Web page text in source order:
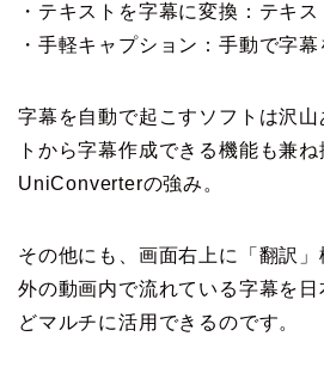
・テキストを字幕に変換：テキ
・手軽キャプション：手動で字幕
字幕を自動で起こすソフトは沢
トから字幕作成できる機能も兼
UniConverterの強み。
その他にも、画面右上に「翻訳
外の動画内で流れている字幕を
どマルチに活用できるのです。